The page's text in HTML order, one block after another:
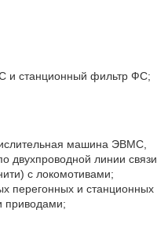
и станционный фильтр ФС;
машина ЭВМС,
линии связи
с локомотивами;
перегонных и станционных
приводами;